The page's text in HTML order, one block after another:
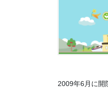
2009年6月に開